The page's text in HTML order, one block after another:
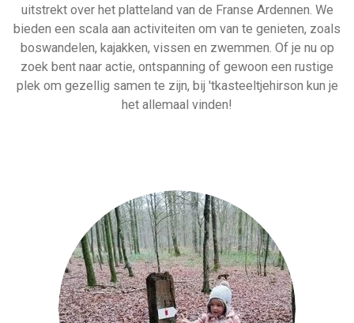
uitstrekt over het platteland van de Franse Ardennen. We
bieden een scala aan activiteiten om van te genieten, zoals
boswandelen, kajakken, vissen en zwemmen. Of je nu op
zoek bent naar actie, ontspanning of gewoon een rustige
plek om gezellig samen te zijn, bij 'tkasteeltjehirson kun je
het allemaal vinden!